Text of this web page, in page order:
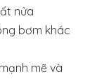
nửa
bơm khác
mẽ và